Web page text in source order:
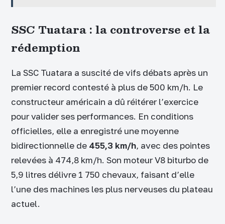
SSC Tuatara : la controverse et la
rédemption
La SSC Tuatara a suscité de vifs débats après un
premier record contesté à plus de 500 km/h. Le
constructeur américain a dû réitérer l’exercice
pour valider ses performances. En conditions
officielles, elle a enregistré une moyenne
bidirectionnelle de 455,3 km/h, avec des pointes
relevées à 474,8 km/h. Son moteur V8 biturbo de
5,9 litres délivre 1 750 chevaux, faisant d’elle
l’une des machines les plus nerveuses du plateau
actuel.